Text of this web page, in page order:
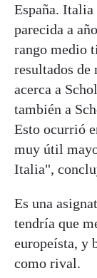
España. Italia
parecida a
rango medio
resultados de
acerca a
también a
Esto ocurrió
muy útil
Italia",
Es una
tendría que
europeísta, y
como rival.